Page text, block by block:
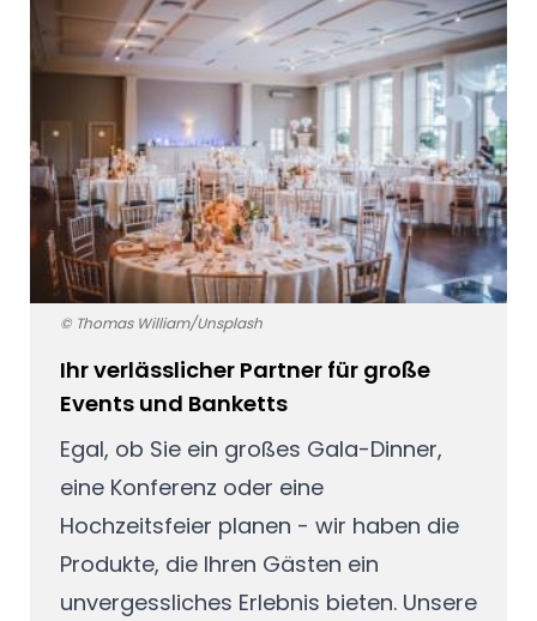
Ihr verlässlicher Partner für große
Events und Banketts
Egal, ob Sie ein großes Gala-Dinner,
eine Konferenz oder eine
Hochzeitsfeier planen - wir haben die
Produkte, die Ihren Gästen ein
unvergessliches Erlebnis bieten. Unsere
© Thomas William/Unsplash